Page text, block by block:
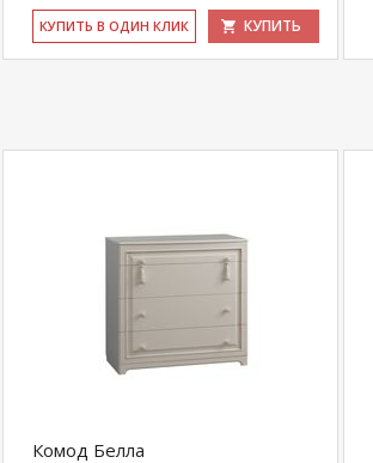
КУ­ПИТЬ В ОДИН КЛИК КУПИТЬ
Комод Белла